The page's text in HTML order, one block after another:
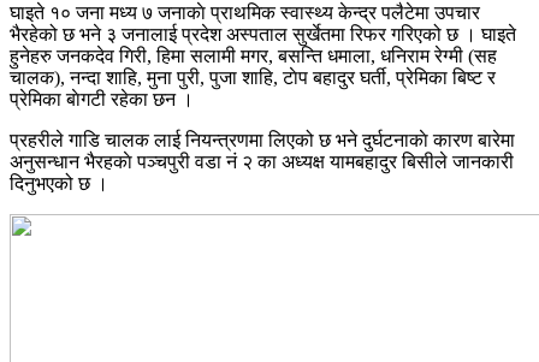
घाइते १० जना मध्य ७ जनाकाे प्राथमिक स्वास्थ्य केन्द्र पलैटेमा उपचार
भैरहेको छ भने ३ जनालाई प्रदेश अस्पताल सुर्खेतमा रिफर गरिएको छ । घाइते
हुनेहरु जनकदेव गिरी, हिमा सलामी मगर, बसन्ति धमाला, धनिराम रेग्मी (सह
चालक), नन्दा शाहि, मुना पुरी, पुजा शाहि, टाेप बहादुर घर्ती, प्रेमिका बिष्ट र
प्रेमिका बाेगटी रहेका छन ।
प्रहरीले गाडि चालक लाई नियन्त्रणमा लिएको छ भने दुर्घटनाकाे कारण बारेमा
अनुसन्धान भैरहकाे पञ्चपुरी वडा नं २ का अध्यक्ष यामबहादुर बिसीले जानकारी
दिनुभएको छ ।